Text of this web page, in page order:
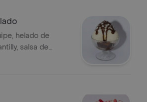
helado de
salsa de
chocolate.